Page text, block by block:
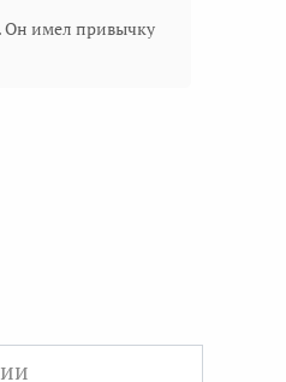
имел привычку